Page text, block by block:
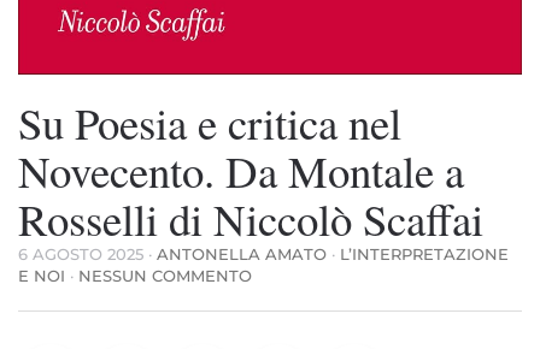
Su Poesia e critica nel
Novecento. Da Montale a
Rosselli di Niccolò Scaffai
6 AGOSTO 2025 · ANTONELLA AMATO · L’INTERPRETAZIONE
E NOI · NESSUN COMMENTOSU
POESIA